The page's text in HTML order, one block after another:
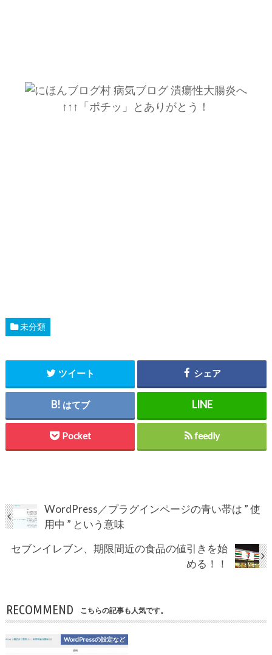
↑↑↑「ポチッ」とありがとう！
未分類
ツイート シェア
はてブ
Pocket feedly
WordPress／プラグインページの青い帯は ” 使
用中 ” という意味
セブンイレブン、期限間近の食品の値引きを始
める！！
RECOMMEND こちらの記事も人気です。
WordPressの設定など